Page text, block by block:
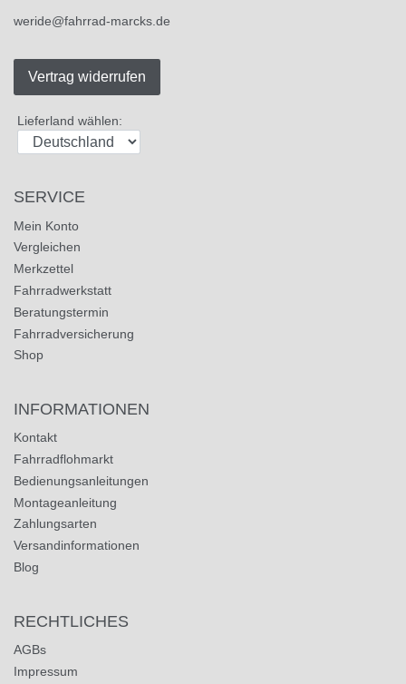
weride@fahrrad-marcks.de
Vertrag widerrufen
Lieferland wählen:
SERVICE
Mein Konto
Vergleichen
Merkzettel
Fahrradwerkstatt
Beratungstermin
Fahrradversicherung
Shop
INFORMATIONEN
Kontakt
Fahrradflohmarkt
Bedienungsanleitungen
Montageanleitung
Zahlungsarten
Versandinformationen
Blog
RECHTLICHES
AGBs
Impressum